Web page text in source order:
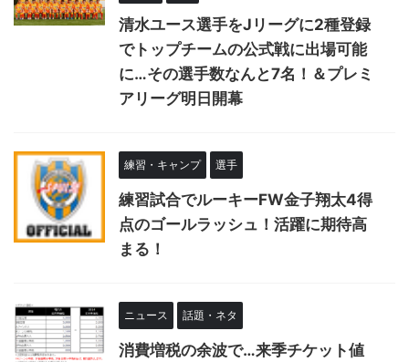
清水ユース選手をJリーグに2種登録
でトップチームの公式戦に出場可能
に…その選手数なんと7名！＆プレミ
アリーグ明日開幕
練習・キャンプ 選手
練習試合でルーキーFW金子翔太4得
点のゴールラッシュ！活躍に期待高
まる！
ニュース 話題・ネタ
消費増税の余波で…来季チケット値